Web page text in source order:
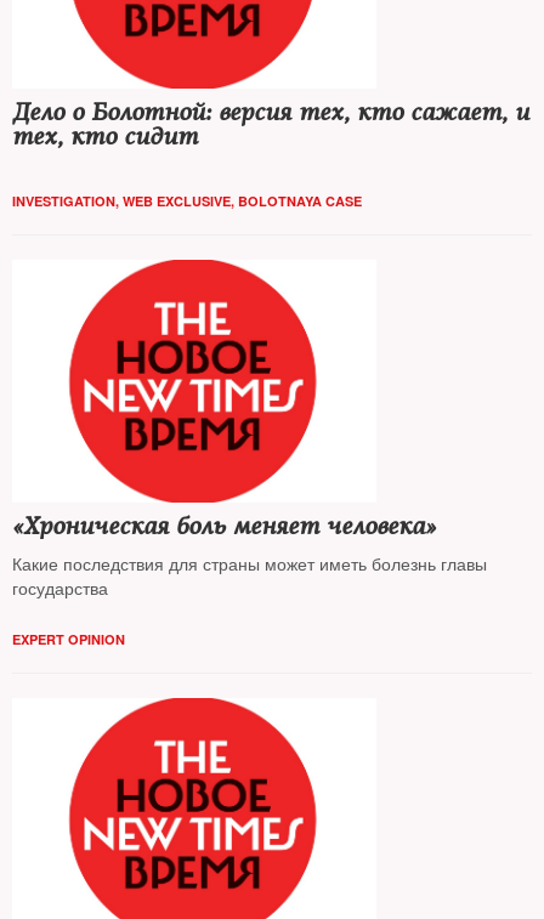
Дело о Болотной: версия тех, кто сажает, и
тех, кто сидит
INVESTIGATION, WEB EXCLUSIVE, BOLOTNAYA CASE
«Хроническая боль меняет человека»
Какие последствия для страны может иметь болезнь главы
государства
EXPERT OPINION